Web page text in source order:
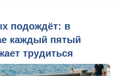
подождёт: в
каждый пятый
трудиться